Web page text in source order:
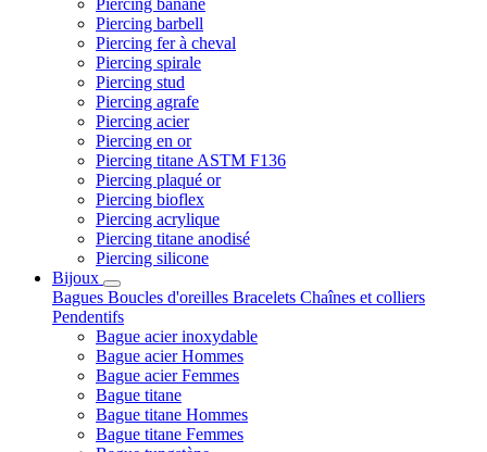
Piercing banane
Piercing barbell
Piercing fer à cheval
Piercing spirale
Piercing stud
Piercing agrafe
Piercing acier
Piercing en or
Piercing titane ASTM F136
Piercing plaqué or
Piercing bioflex
Piercing acrylique
Piercing titane anodisé
Piercing silicone
Bijoux
Bagues Boucles d'oreilles Bracelets Chaînes et colliers
Pendentifs
Bague acier inoxydable
Bague acier Hommes
Bague acier Femmes
Bague titane
Bague titane Hommes
Bague titane Femmes